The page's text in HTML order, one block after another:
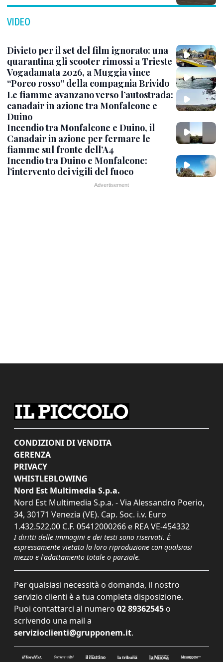
VIDEO
Divieto per il set del film ignorato: una
quarantina gli scooter rimossi a Trieste
Vogadamata 2026, a Muggia vince
“Porco rosso” della compagnia Brivido
Le fiamme avanzano verso l’autostrada:
canadair in azione tra Monfalcone e
Duino
Incendio tra Monfalcone e Duino, il
Canadair in azione per fermare le
fiamme sul fronte dell’A4
Incendio tra Duino e Monfalcone:
l’intervento dei vigili del fuoco
CONDIZIONI DI VENDITA
GERENZA
PRIVACY
WHISTLEBLOWING
Nord Est Multimedia S.p.a.
Nord Est Multimedia S.p.a. - Via Alessandro Poerio,
34, 30171 Venezia (VE). Cap. Soc. i.v. Euro
1.432.522,00 C.F. 05412000266 e REA VE-454332
I diritti delle immagini e dei testi sono riservati. È
espressamente vietata la loro riproduzione con qualsiasi
mezzo e l'adattamento totale o parziale.
Per qualsiasi necessità o domanda, il nostro
servizio clienti è a tua completa disposizione.
Puoi contattarci al numero 02 89362545 o
scrivendo una mail a
servizioclienti@grupponem.it.